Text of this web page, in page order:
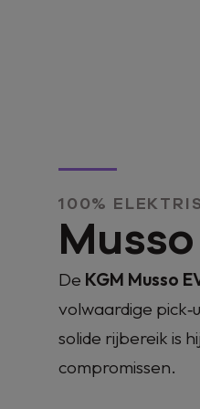
100%
De KGM Musso
volwaardige
solide rijbereik is
compromissen.